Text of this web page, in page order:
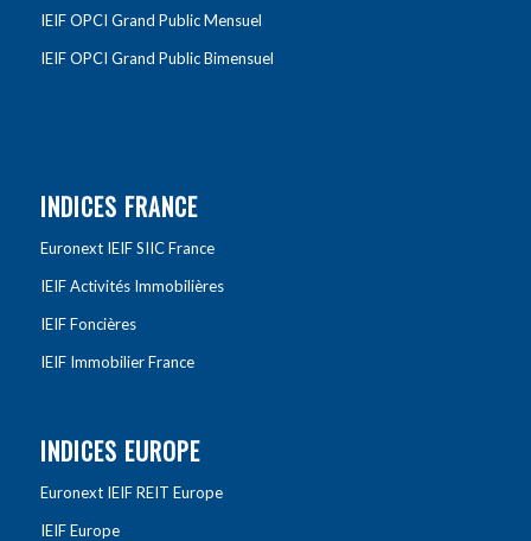
IEIF OPCI Grand Public Mensuel
IEIF OPCI Grand Public Bimensuel
INDICES FRANCE
Euronext IEIF SIIC France
IEIF Activités Immobilières
IEIF Foncières
IEIF Immobilier France
INDICES EUROPE
Euronext IEIF REIT Europe
IEIF Europe